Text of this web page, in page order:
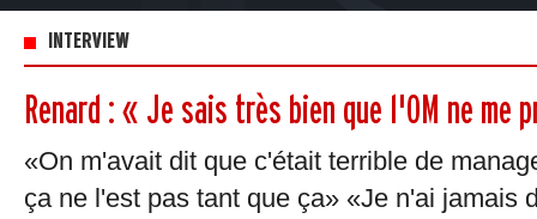
INTERVIEW
Renard : « Je sais très bien que l'OM ne me
«On m'avait dit que c'était terrible de
ça ne l'est pas tant que ça» «Je n'ai jamais